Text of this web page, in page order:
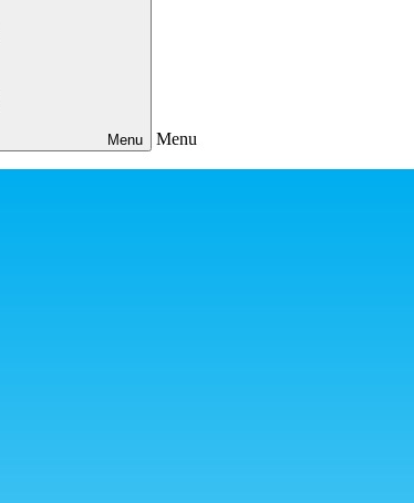
Menu Menu